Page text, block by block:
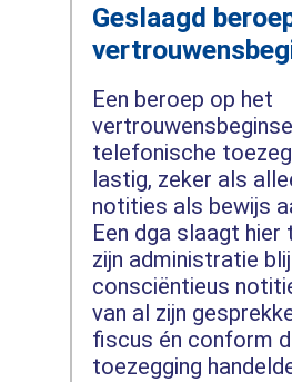
Geslaagd
Een beroep op het
telefonische
lastig, zeker als
notities als bewijs
Een dga slaagt hier
zijn administratie
consciëntieus
van al zijn
fiscus én conform
toezegging